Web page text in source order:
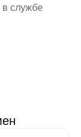
в службе